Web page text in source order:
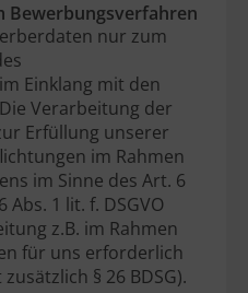
Bewerbungsverfahren
nur zum
Einklang mit den
Verarbeitung der
Erfüllung unserer
im Rahmen
im Sinne des Art. 6
Abs. 1 lit. f. DSGVO
z.B. im Rahmen
für uns erforderlich
§ 26 BDSG).